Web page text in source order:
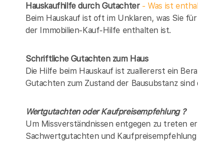
Hauskaufhilfe durch Gutachter- Was ist
Beim Hauskauf ist oft im Unklaren, was Sie
der Immobilien-Kauf-Hilfe enthalten ist.
Schriftliche Gutachten zum Haus
Die Hilfe beim Hauskauf ist zuallererst ein
Gutachten zum Zustand der Bausubstanz sind
Wertgutachten oder Kaufpreisempfehlung ?
Um Missverständnissen entgegen zu treten
Sachwertgutachten und